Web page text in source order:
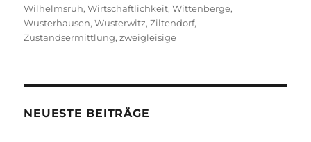
Wilhelmsruh,Wirtschaftlichkeit,Wittenberge,
Wusterhausen,Wusterwitz,Ziltendorf,
Zustandsermittlung,zweigleisige
NEUESTE BEITRÄGE